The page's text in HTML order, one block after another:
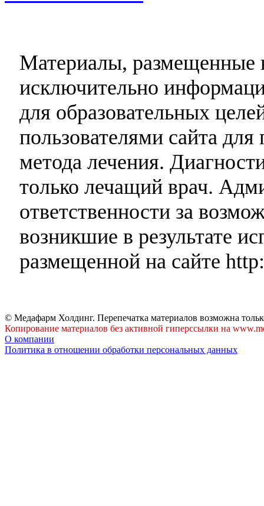
Материалы, размещенные
исключительно
для образовательных
пользователями сайта
метода лечения.
только лечащий врач.
ответственности за
возникшие в результате
размещенной на сайте
© Медафарм Холдинг. Перепечатка материалов возможна
Копирование материалов без активной гиперссылки на
О компании
Политика в отношении обработки персональных данных